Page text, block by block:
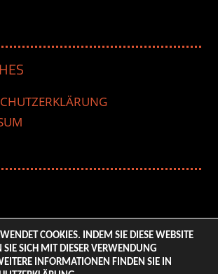
BASE – Life & Style Magazine.
COOKIES. INDEM SIE DIESE WEBSITE
SIE SICH MIT DIESER VERWENDUNG
INFORMATIONEN FINDEN SIE IN